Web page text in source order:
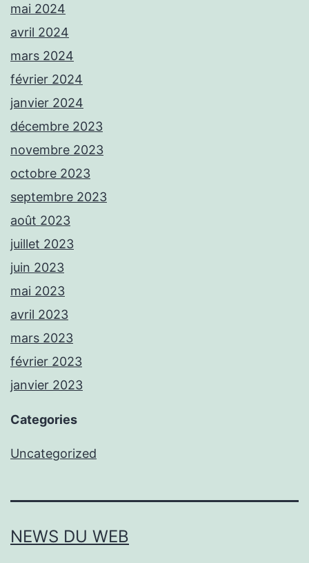
mai 2024
avril 2024
mars 2024
février 2024
janvier 2024
décembre 2023
novembre 2023
octobre 2023
septembre 2023
août 2023
juillet 2023
juin 2023
mai 2023
avril 2023
mars 2023
février 2023
janvier 2023
Categories
Uncategorized
NEWS DU WEB